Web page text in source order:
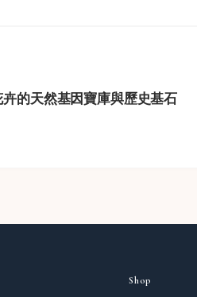
的天然基因寶庫與歷史基石
Shop